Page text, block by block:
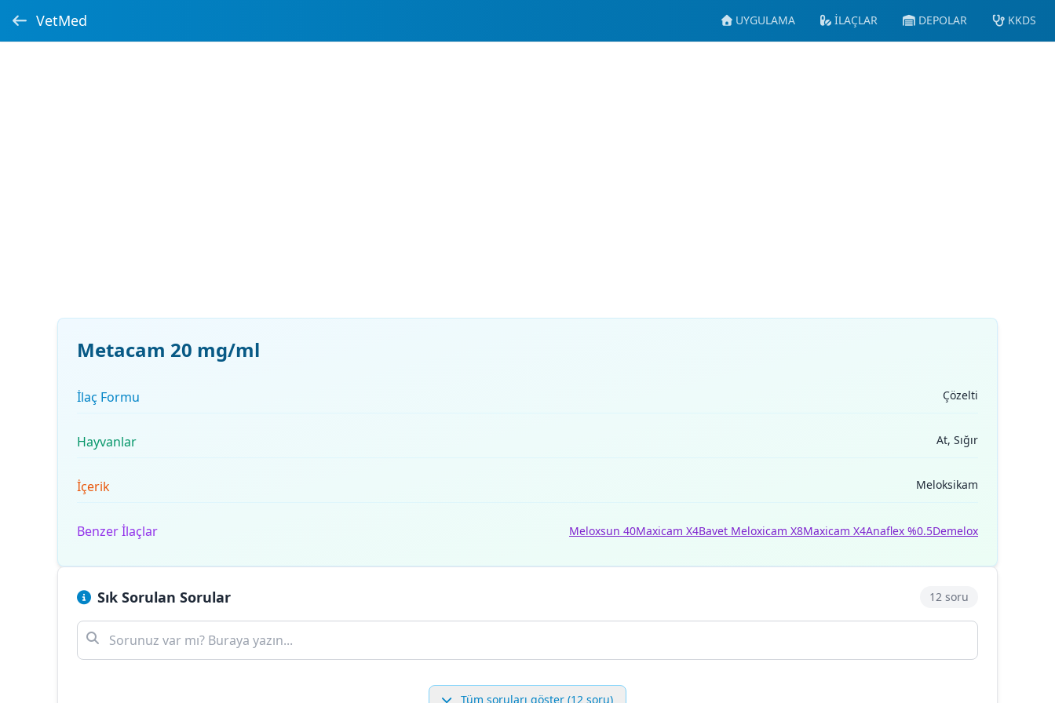
VetMed UYGULAMA İLAÇLAR DEPOLAR KKDS
Metacam 20 mg/ml
İlaç Formu Çözelti
Hayvanlar At, Sığır
İçerik Meloksikam
Benzer İlaçlar Meloxsun 40Maxicam X4Bavet Meloxicam X8Maxicam X4Anaflex %0.5Demelox
Sık Sorulan Sorular 12 soru
Tüm soruları göster (12 soru)